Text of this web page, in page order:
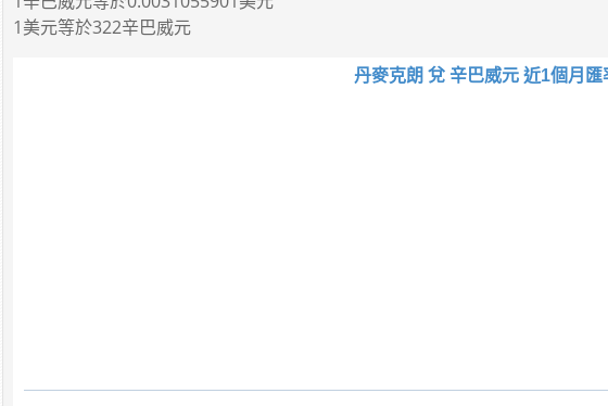
1美元等於322辛巴威元
丹麥克朗 兌 辛巴威元 近1個月匯